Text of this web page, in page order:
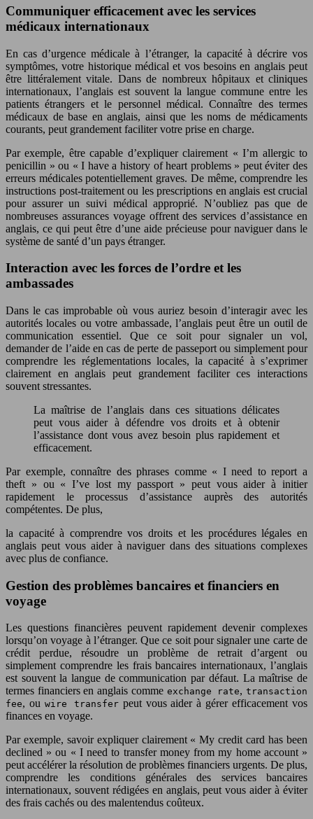
Communiquer efficacement avec les services
médicaux internationaux
En cas d’urgence médicale à l’étranger, la capacité à décrire vos
symptômes, votre historique médical et vos besoins en anglais peut
être littéralement vitale. Dans de nombreux hôpitaux et cliniques
internationaux, l’anglais est souvent la langue commune entre les
patients étrangers et le personnel médical. Connaître des termes
médicaux de base en anglais, ainsi que les noms de médicaments
courants, peut grandement faciliter votre prise en charge.
Par exemple, être capable d’expliquer clairement « I’m allergic to
penicillin » ou « I have a history of heart problems » peut éviter des
erreurs médicales potentiellement graves. De même, comprendre les
instructions post-traitement ou les prescriptions en anglais est crucial
pour assurer un suivi médical approprié. N’oubliez pas que de
nombreuses assurances voyage offrent des services d’assistance en
anglais, ce qui peut être d’une aide précieuse pour naviguer dans le
système de santé d’un pays étranger.
Interaction avec les forces de l’ordre et les
ambassades
Dans le cas improbable où vous auriez besoin d’interagir avec les
autorités locales ou votre ambassade, l’anglais peut être un outil de
communication essentiel. Que ce soit pour signaler un vol,
demander de l’aide en cas de perte de passeport ou simplement pour
comprendre les réglementations locales, la capacité à s’exprimer
clairement en anglais peut grandement faciliter ces interactions
souvent stressantes.
La maîtrise de l’anglais dans ces situations délicates
peut vous aider à défendre vos droits et à obtenir
l’assistance dont vous avez besoin plus rapidement et
efficacement.
Par exemple, connaître des phrases comme « I need to report a
theft » ou « I’ve lost my passport » peut vous aider à initier
rapidement le processus d’assistance auprès des autorités
compétentes. De plus,
la capacité à comprendre vos droits et les procédures légales en
anglais peut vous aider à naviguer dans des situations complexes
avec plus de confiance.
Gestion des problèmes bancaires et financiers en
voyage
Les questions financières peuvent rapidement devenir complexes
lorsqu’on voyage à l’étranger. Que ce soit pour signaler une carte de
crédit perdue, résoudre un problème de retrait d’argent ou
simplement comprendre les frais bancaires internationaux, l’anglais
est souvent la langue de communication par défaut. La maîtrise de
termes financiers en anglais comme exchange rate,transaction
fee, ou wire transferpeut vous aider à gérer efficacement vos
finances en voyage.
Par exemple, savoir expliquer clairement « My credit card has been
declined » ou « I need to transfer money from my home account »
peut accélérer la résolution de problèmes financiers urgents. De plus,
comprendre les conditions générales des services bancaires
internationaux, souvent rédigées en anglais, peut vous aider à éviter
des frais cachés ou des malentendus coûteux.